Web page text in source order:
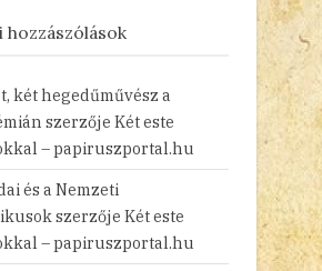
két hegedűművész a
szerzője Két este
– papiruszportal.hu
és a Nemzeti
szerzője Két este
– papiruszportal.hu